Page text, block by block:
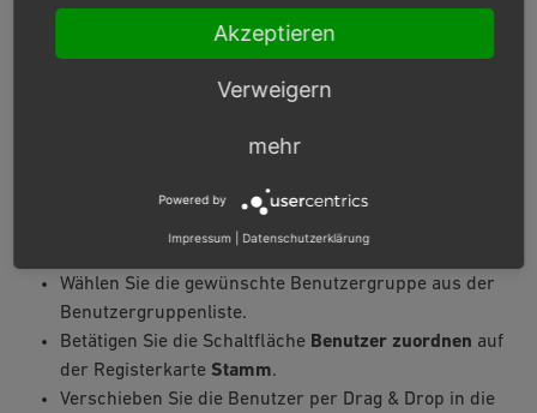
Verschieben Sie die Benutzergruppe per Drag & Drop
in die rechte Liste des Zuordnungsfensters.
Schließen Sie das Zuordnungsfenster.
Mehrere Benutzer werden einer Benutzergruppe
Benutzer verwalten ‣
Wählen Sie die gewünschte Benutzergruppe aus der
Benutzergruppenliste.
Betätigen Sie die Schaltfläche Benutzer zuordnen auf
der Registerkarte Stamm.
Verschieben Sie die Benutzer per Drag & Drop in die
Akzeptieren
Verweigern
mehr
Powered by
Impressum Datenschutzerklärung